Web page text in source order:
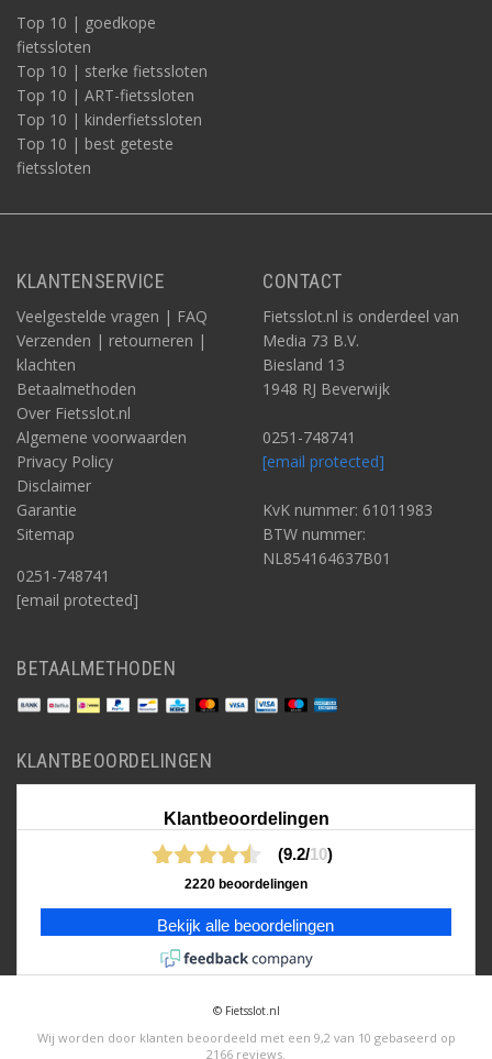
Top 10 | goedkope
fietssloten
Top 10 | sterke fietssloten
Top 10 | ART-fietssloten
Top 10 | kinderfietssloten
Top 10 | best geteste
fietssloten
KLANTENSERVICE
Veelgestelde vragen | FAQ
Verzenden | retourneren |
klachten
Betaalmethoden
Over Fietsslot.nl
Algemene voorwaarden
Privacy Policy
Disclaimer
Garantie
Sitemap
0251-748741
[email protected]
CONTACT
Fietsslot.nl is onderdeel van
Media 73 B.V.
Biesland 13
1948 RJ Beverwijk
0251-748741
[email protected]
KvK nummer: 61011983
BTW nummer:
NL854164637B01
BETAALMETHODEN
KLANTBEOORDELINGEN
Klantbeoordelingen
(9.2/10)
2220 beoordelingen
Bekijk alle beoordelingen
© Fietsslot.nl
Wij worden door klanten beoordeeld met een 9,2 van 10 gebaseerd op
2166 reviews.